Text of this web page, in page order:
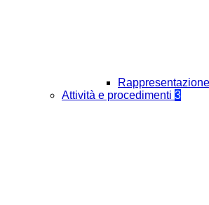
Attività e procedimenti 3